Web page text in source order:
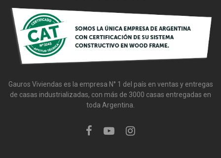
Gauros Viviendas es la empresa N° 1 del país en ventas y entregas
de casas industrializadas, con más de 3000 casas entregadas en
toda Argentina.